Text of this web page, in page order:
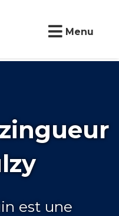
Menu
est une